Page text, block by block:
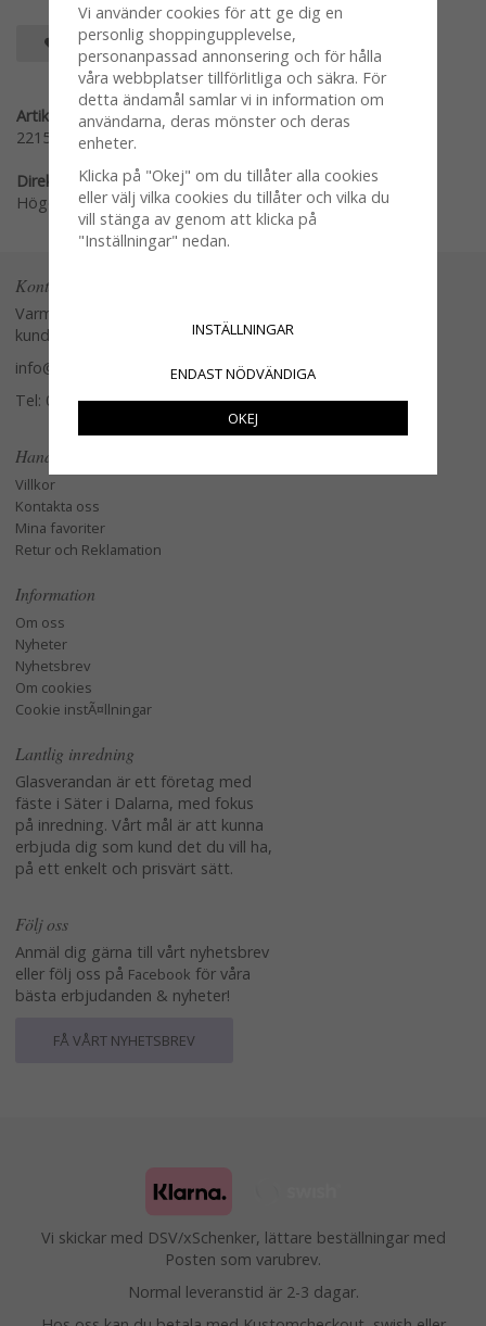
SPARA SOM FAVORIT
Artikelnummer:
2215-2
Direktlänk:
Högerklicka och kopiera adressen
Kontakta oss
Varmt välkommen att kontakta vår
kundtjänst.
info@glasverandan.se
Tel: 079-3495968
Handla
Villkor
Kontakta oss
Mina favoriter
Retur och Reklamation
Information
Om oss
Nyheter
Nyhetsbrev
Om cookies
Cookie instÃ¤llningar
Lantlig inredning
Glasverandan är ett företag med
fäste i Säter i Dalarna, med fokus
på inredning. Vårt mål är att kunna
erbjuda dig som kund det du vill ha,
på ett enkelt och prisvärt sätt.
Följ oss
Anmäl dig gärna till vårt nyhetsbrev
eller följ oss på Facebook för våra
bästa erbjudanden & nyheter!
FÅ VÅRT NYHETSBREV
Vi skickar med DSV/xSchenker, lättare beställningar med
Posten som varubrev.
Normal leveranstid är 2-3 dagar.
Vi använder cookies för att ge dig en
personlig shoppingupplevelse,
personanpassad annonsering och för hålla
våra webbplatser tillförlitliga och säkra. För
detta ändamål samlar vi in information om
användarna, deras mönster och deras
enheter.
Klicka på "Okej" om du tillåter alla cookies
eller välj vilka cookies du tillåter och vilka du
vill stänga av genom att klicka på
"Inställningar" nedan.
INSTÄLLNINGAR
ENDAST NÖDVÄNDIGA
OKEJ